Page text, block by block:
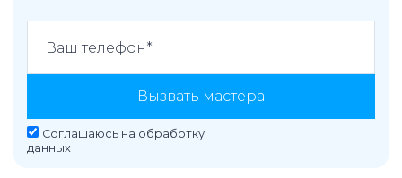
Вызвать мастера
Соглашаюсь на обработку
данных